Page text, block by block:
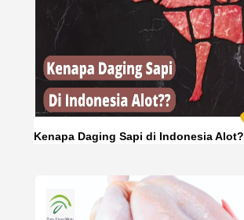
Kenapa Daging Sapi di Indonesia Alot?